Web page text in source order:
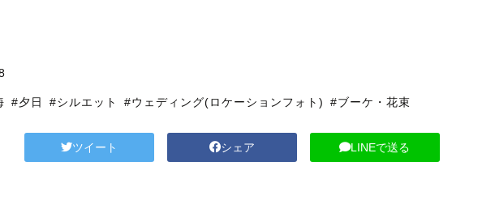
#夕日 #シルエット #ウェディング(ロケーションフォト) #ブーケ・花束
ツイート シェア LINEで送る